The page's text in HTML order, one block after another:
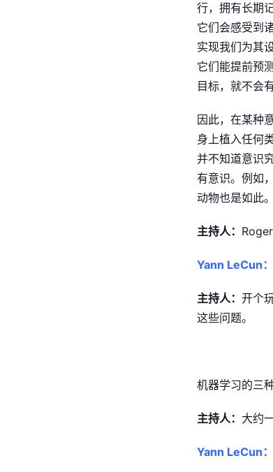
行，拥有长期
它们会感受到
实现我们为其
它们能提前预
目标，就不会
因此，在某种
身上植入任何
并不知道意识
有意识。例如
动物也是如此。
主持人：
Yann LeCun：
主持人： 开个
这些问题。
机器学习的三
主持人： 大约
Yann LeCun：